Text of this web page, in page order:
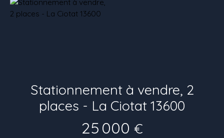
Estimation
Stationnement à vendre, 2
places - La Ciotat 13600
25 000 €